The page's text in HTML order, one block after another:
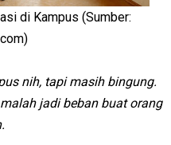
di Kampus (Sumber:
nih, tapi masih bingung.
jadi beban buat orang